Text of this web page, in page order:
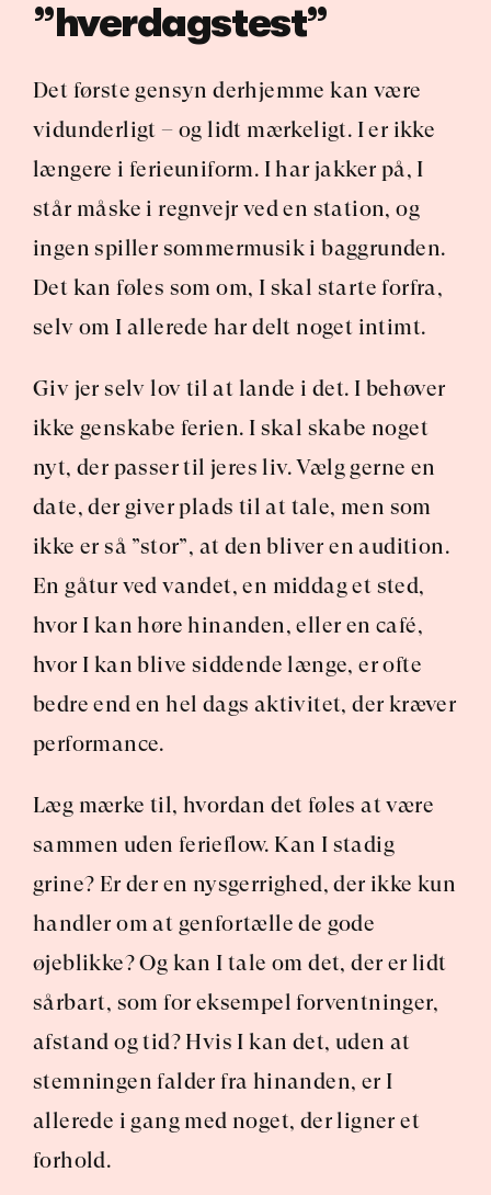
”hverdagstest”
Det første gensyn derhjemme kan være
vidunderligt – og lidt mærkeligt. I er ikke
længere i ferieuniform. I har jakker på, I
står måske i regnvejr ved en station, og
ingen spiller sommermusik i baggrunden.
Det kan føles som om, I skal starte forfra,
selv om I allerede har delt noget intimt.
Giv jer selv lov til at lande i det. I behøver
ikke genskabe ferien. I skal skabe noget
nyt, der passer til jeres liv. Vælg gerne en
date, der giver plads til at tale, men som
ikke er så ”stor”, at den bliver en audition.
En gåtur ved vandet, en middag et sted,
hvor I kan høre hinanden, eller en café,
hvor I kan blive siddende længe, er ofte
bedre end en hel dags aktivitet, der kræver
performance.
Læg mærke til, hvordan det føles at være
sammen uden ferieflow. Kan I stadig
grine? Er der en nysgerrighed, der ikke kun
handler om at genfortælle de gode
øjeblikke? Og kan I tale om det, der er lidt
sårbart, som for eksempel forventninger,
afstand og tid? Hvis I kan det, uden at
stemningen falder fra hinanden, er I
allerede i gang med noget, der ligner et
forhold.